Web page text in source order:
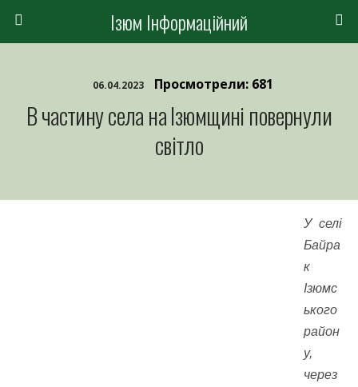
Ізюм Інформаційний
06.04.2023 Просмотрели: 681
В частину села на Ізюмщині повернули
світло
У селі
Байра
к
Ізюмс
ького
район
у,
через